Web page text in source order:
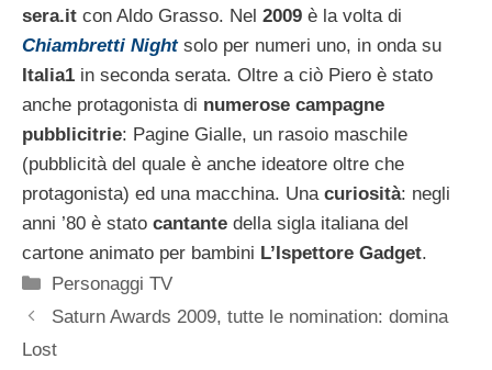
sera.it con Aldo Grasso. Nel 2009 è la volta di
Chiambretti Night solo per numeri uno, in onda su
Italia1 in seconda serata. Oltre a ciò Piero è stato
anche protagonista di numerose campagne
pubblicitrie: Pagine Gialle, un rasoio maschile
(pubblicità del quale è anche ideatore oltre che
protagonista) ed una macchina. Una curiosità: negli
anni ’80 è stato cantante della sigla italiana del
cartone animato per bambini L’Ispettore Gadget.
Categorie
Personaggi TV
Saturn Awards 2009, tutte le nomination: domina
Lost